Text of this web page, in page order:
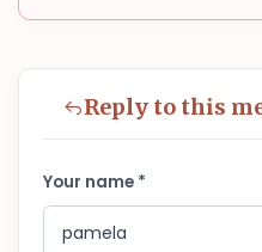
Reply to this
Your name *